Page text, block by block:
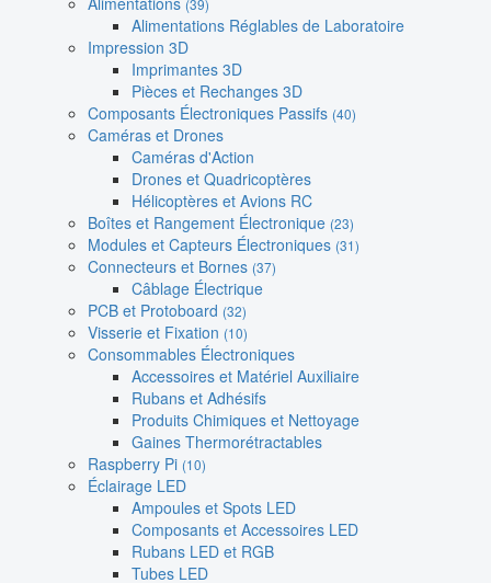
Alimentations Réglables de Laboratoire
Impression 3D
Imprimantes 3D
Pièces et Rechanges 3D
Composants Électroniques Passifs (40)
Caméras et Drones
Caméras d'Action
Drones et Quadricoptères
Hélicoptères et Avions RC
Boîtes et Rangement Électronique (23)
Modules et Capteurs Électroniques (31)
Connecteurs et Bornes (37)
Câblage Électrique
PCB et Protoboard (32)
Visserie et Fixation (10)
Consommables Électroniques
Accessoires et Matériel Auxiliaire
Rubans et Adhésifs
Produits Chimiques et Nettoyage
Gaines Thermorétractables
Raspberry Pi (10)
Éclairage LED
Ampoules et Spots LED
Composants et Accessoires LED
Rubans LED et RGB
Tubes LED